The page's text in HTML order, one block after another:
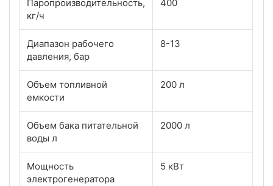
Паропроизводительность,
кг/ч
400
Диапазон рабочего
давления, бар
8-13
Объем топливной
емкости
200 л
Объем бака питательной
воды л
2000 л
Мощность
электрогенератора
5 кВт